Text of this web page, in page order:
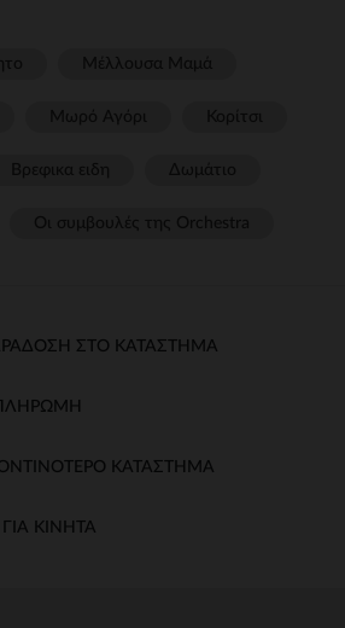
ΣΤΟ ΚΑΤΆΣΤΗΜΑ
ΚΑΤΆΣΤΗΜΑ
ΚΙΝΗΤΆ